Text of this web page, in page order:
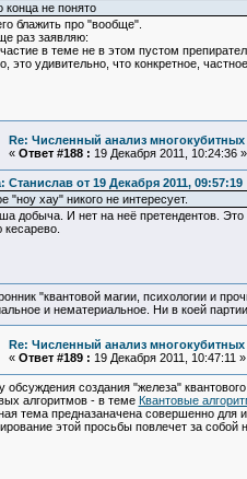
конца не понято
блажить про "вообще".
раз заявляю:
в теме не в этом пустом
это удивительно, что конкретное,
Re: Численный анализ многокубитных
« Ответ #188 : 19 Декабря 2011, 10:24:36 »
Станислав от 19 Декабря 2011, 09:57:19
"ноу хау" никого не интересует.
добыча. И нет на неё претендентов.
кесарево.
"квантовой магии, психологии и
и нематериальное. Ни в коей
Re: Численный анализ многокубитных
« Ответ #189 : 19 Декабря 2011, 10:47:11 »
обсуждения создания "железа"
алгоритмов - в теме Квантовые
тема предназаначена совершенно для
этой просьбы повлечет за собой